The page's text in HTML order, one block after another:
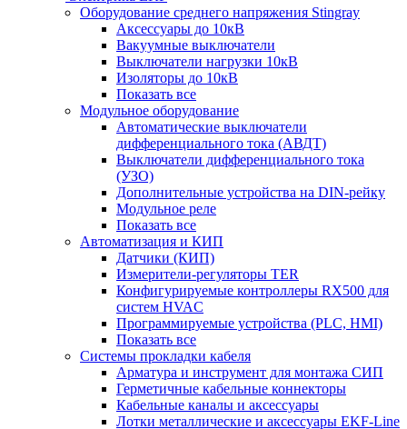
Оборудование среднего напряжения Stingray
Аксессуары до 10кВ
Вакуумные выключатели
Выключатели нагрузки 10кВ
Изоляторы до 10кВ
Показать все
Модульное оборудование
Автоматические выключатели
дифференциального тока (АВДТ)
Выключатели дифференциального тока
(УЗО)
Дополнительные устройства на DIN-рейку
Модульное реле
Показать все
Автоматизация и КИП
Датчики (КИП)
Измерители-регуляторы TER
Конфигурируемые контроллеры RX500 для
систем HVAC
Программируемые устройства (PLC, HMI)
Показать все
Системы прокладки кабеля
Арматура и инструмент для монтажа СИП
Герметичные кабельные коннекторы
Кабельные каналы и аксессуары
Лотки металлические и аксессуары EKF-Line